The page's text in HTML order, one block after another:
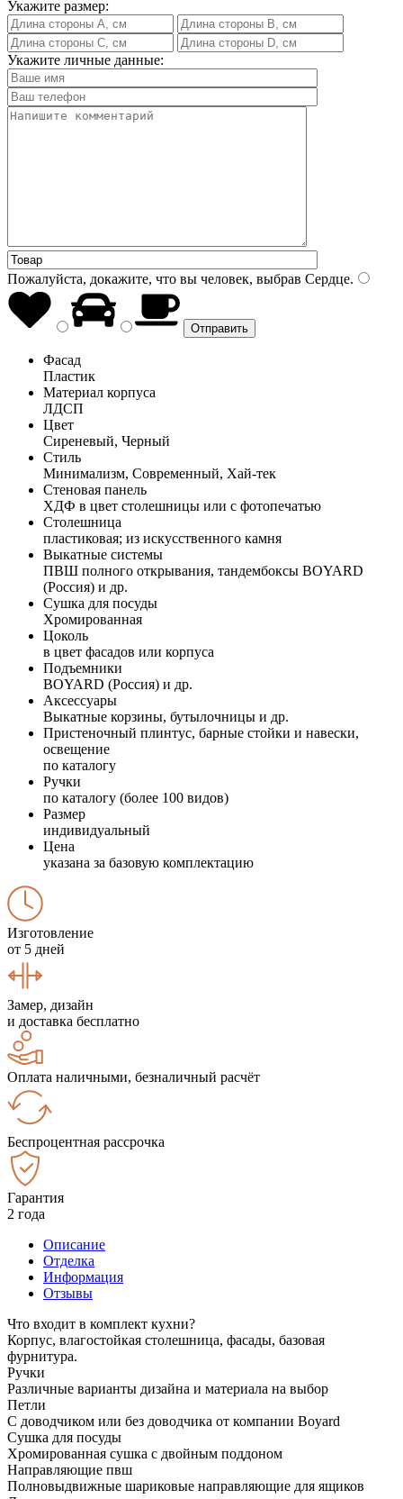
Укажите размер:
Укажите личные данные:
Пожалуйста, докажите, что вы человек, выбрав Сердце.
Фасад
Пластик
Материал корпуса
ЛДСП
Цвет
Сиреневый, Черный
Стиль
Минимализм, Современный, Хай-тек
Стеновая панель
ХДФ в цвет столешницы или с фотопечатью
Столешница
пластиковая; из искусственного камня
Выкатные системы
ПВШ полного открывания, тандембоксы BOYARD
(Россия) и др.
Сушка для посуды
Хромированная
Цоколь
в цвет фасадов или корпуса
Подъемники
BOYARD (Россия) и др.
Аксессуары
Выкатные корзины, бутылочницы и др.
Пристеночный плинтус, барные стойки и навески,
освещение
по каталогу
Ручки
по каталогу (более 100 видов)
Размер
индивидуальный
Цена
указана за базовую комплектацию
Изготовление
от 5 дней
Замер, дизайн
и доставка бесплатно
Оплата наличными, безналичный расчёт
Беспроцентная рассрочка
Гарантия
2 года
Описание
Отделка
Информация
Отзывы
Что входит в комплект кухни?
Корпус, влагостойкая столешница, фасады, базовая
фурнитура.
Ручки
Различные варианты дизайна и материала на выбор
Петли
С доводчиком или без доводчика от компании Boyard
Сушка для посуды
Хромированная сушка с двойным поддоном
Направляющие пвш
Полновыдвижные шариковые направляющие для ящиков